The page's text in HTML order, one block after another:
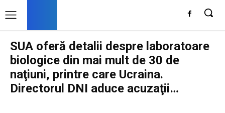
SUA oferă detalii despre laboratoare
biologice din mai mult de 30 de
naţiuni, printre care Ucraina.
Directorul DNI aduce acuzaţii…